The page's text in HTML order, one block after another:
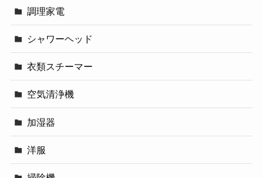
調理家電
シャワーヘッド
衣類スチーマー
空気清浄機
加湿器
洋服